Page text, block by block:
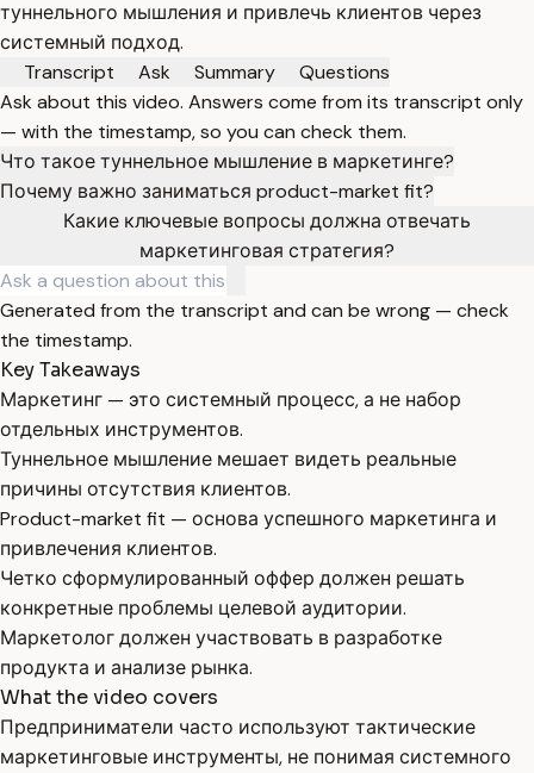
туннельного мышления и привлечь клиентов через
системный подход.
Transcript
Ask Summary
Questions
Ask about this video. Answers come from its transcript only
— with the timestamp, so you can check them.
Что такое туннельное мышление в маркетинге?
Почему важно заниматься product-market fit?
Какие ключевые вопросы должна отвечать
маркетинговая стратегия?
Generated from the transcript and can be wrong — check
the timestamp.
Key Takeaways
Маркетинг — это системный процесс, а не набор
отдельных инструментов.
Туннельное мышление мешает видеть реальные
причины отсутствия клиентов.
Product-market fit — основа успешного маркетинга и
привлечения клиентов.
Четко сформулированный оффер должен решать
конкретные проблемы целевой аудитории.
Маркетолог должен участвовать в разработке
продукта и анализе рынка.
What the video covers
Предприниматели часто используют тактические
маркетинговые инструменты, не понимая системного